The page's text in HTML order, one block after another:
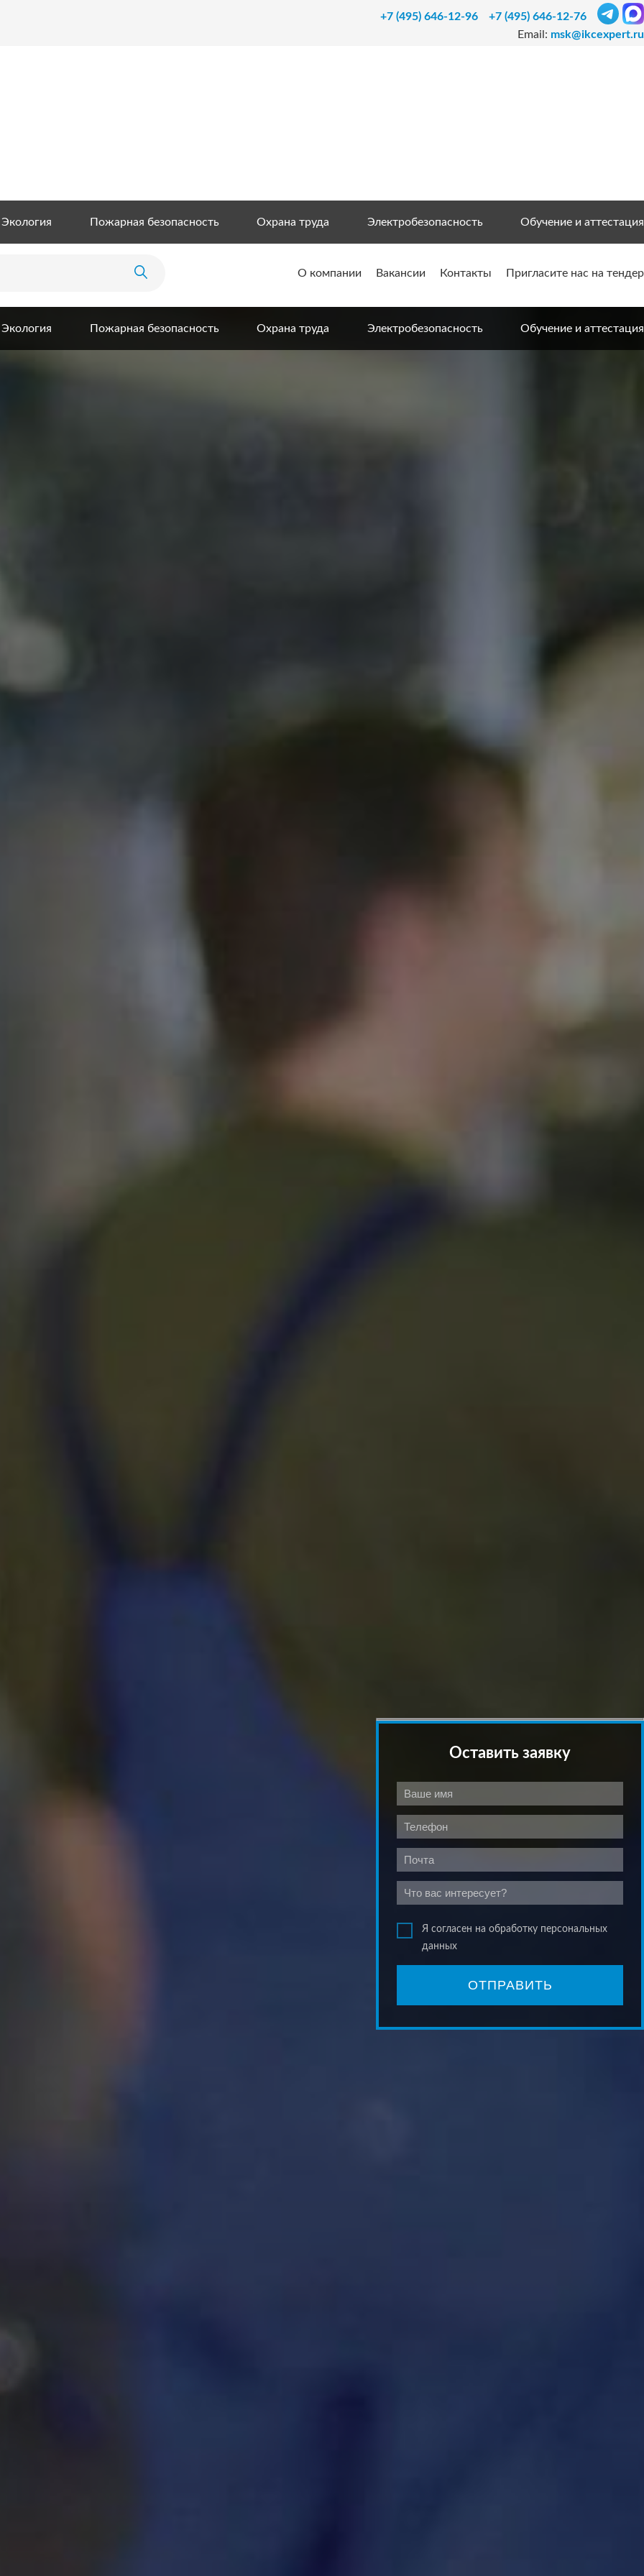
+7 (495) 646-12-96
+7 (495) 646-12-76
Email: msk@ikcexpert.ru
Экология Пожарная безопасность Охрана труда Электробезопасность Обучение и аттестация
О компании Вакансии Контакты Пригласите нас на тендер
Экология Пожарная безопасность Охрана труда Электробезопасность Обучение и аттестация
Оставить заявку
Я согласен на обработку персональных
данных